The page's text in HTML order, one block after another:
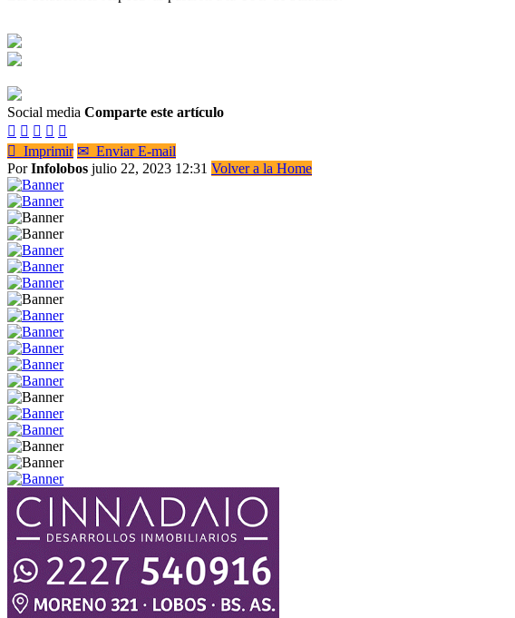
Social media Comparte este artículo
    
 Imprimir ✉ Enviar E-mail
PorInfolobos julio 22, 2023 12:31 Volver a la Home